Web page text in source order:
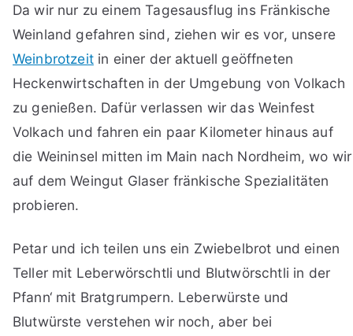
Da wir nur zu einem Tagesausflug ins Fränkische
Weinland gefahren sind, ziehen wir es vor, unsere
Weinbrotzeitin einer der aktuell geöffneten
Heckenwirtschaften in der Umgebung von Volkach
zu genießen. Dafür verlassen wir das Weinfest
Volkach und fahren ein paar Kilometer hinaus auf
die Weininsel mitten im Main nach Nordheim, wo wir
auf dem Weingut Glaser fränkische Spezialitäten
probieren.
Petar und ich teilen uns ein Zwiebelbrot und einen
Teller mit Leberwörschtli und Blutwörschtli in der
Pfann‘ mit Bratgrumpern. Leberwürste und
Blutwürste verstehen wir noch, aber bei